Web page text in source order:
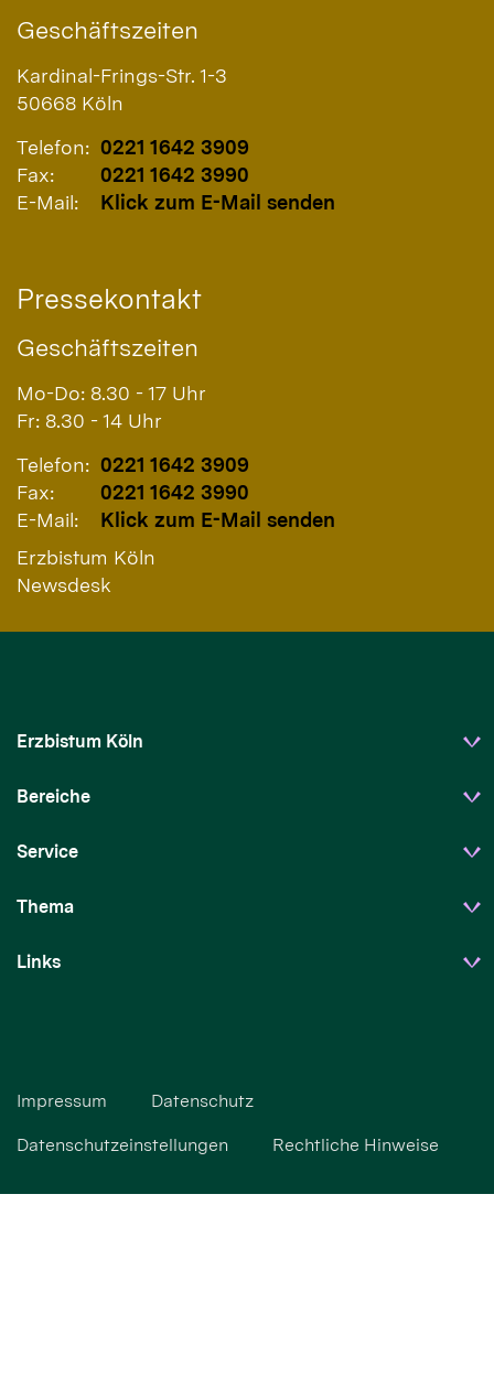
Geschäftszeiten
Kardinal-Frings-Str. 1-3
50668 Köln
Telefon: 0221 1642 3909
Fax:
0221 1642 3990
E-Mail:
Klick zum E-Mail senden
Pressekontakt
Geschäftszeiten
Mo-Do: 8.30 - 17 Uhr
Fr: 8.30 - 14 Uhr
Telefon: 0221 1642 3909
Fax:
0221 1642 3990
E-Mail:
Klick zum E-Mail senden
Erzbistum Köln
Newsdesk
Erzbistum Köln
Bereiche
Service
Thema
Links
Impressum Datenschutz
Datenschutzeinstellungen Rechtliche Hinweise